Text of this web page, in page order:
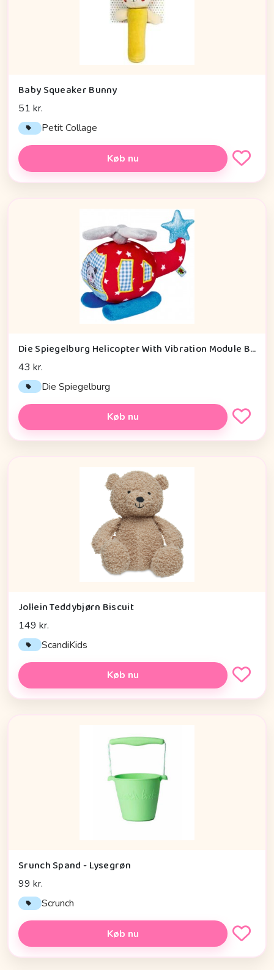
Baby Squeaker Bunny
51 kr.
Petit Collage
Køb nu
Die Spiegelburg Helicopter With Vibration Module Baby Charms - Legetøj
43 kr.
Die Spiegelburg
Køb nu
Jollein Teddybjørn Biscuit
149 kr.
ScandiKids
Køb nu
Srunch Spand - Lysegrøn
99 kr.
Scrunch
Køb nu